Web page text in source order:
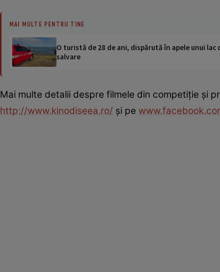
MAI MULTE PENTRU TINE
O turistă de 28 de ani, dispărută în apele unui
salvare
Mai multe detalii despre filmele din competiţie şi
http://www.kinodiseea.ro/ şi pe